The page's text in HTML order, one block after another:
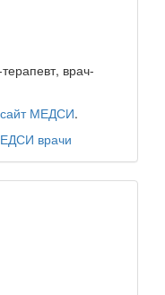
врач-
МЕДСИ.
врачи